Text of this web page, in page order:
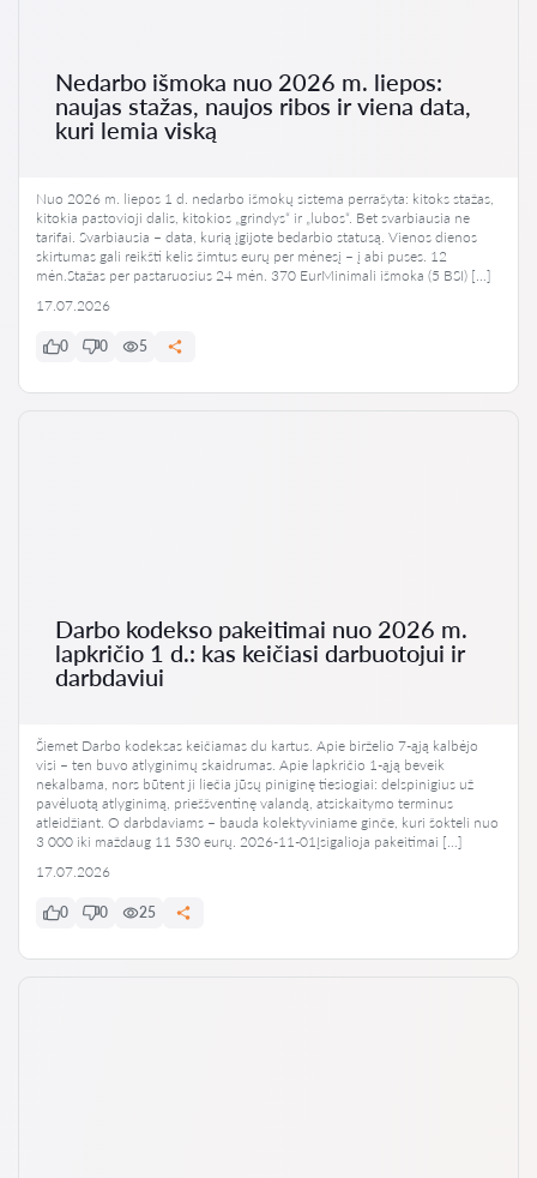
Nedarbo išmoka nuo 2026 m. liepos:
naujas stažas, naujos ribos ir viena data,
kuri lemia viską
Nuo 2026 m. liepos 1 d. nedarbo išmokų sistema perrašyta: kitoks stažas,
kitokia pastovioji dalis, kitokios „grindys“ ir „lubos“. Bet svarbiausia ne
tarifai. Svarbiausia – data, kurią įgijote bedarbio statusą. Vienos dienos
skirtumas gali reikšti kelis šimtus eurų per mėnesį – į abi puses. 12
mėn.Stažas per pastaruosius 24 mėn. 370 EurMinimali išmoka (5 BSI) […]
17.07.2026
0 0 5
Darbo kodekso pakeitimai nuo 2026 m.
lapkričio 1 d.: kas keičiasi darbuotojui ir
darbdaviui
Šiemet Darbo kodeksas keičiamas du kartus. Apie birželio 7-ąją kalbėjo
visi – ten buvo atlyginimų skaidrumas. Apie lapkričio 1-ąją beveik
nekalbama, nors būtent ji liečia jūsų piniginę tiesiogiai: delspinigius už
pavėluotą atlyginimą, prieššventinę valandą, atsiskaitymo terminus
atleidžiant. O darbdaviams – bauda kolektyviniame ginče, kuri šokteli nuo
3 000 iki maždaug 11 530 eurų. 2026-11-01Įsigalioja pakeitimai […]
17.07.2026
0 0 25